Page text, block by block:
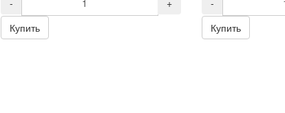
-
+
Купить
-
Купить